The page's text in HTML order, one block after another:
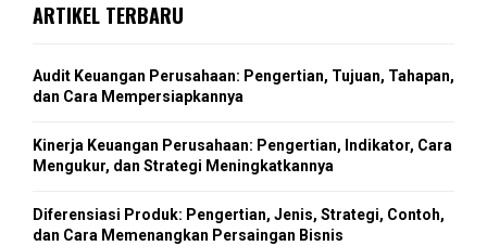
h
o
r
C
ARTIKEL TERBARU
Audit Keuangan Perusahaan: Pengertian, Tujuan, Tahapan,
dan Cara Mempersiapkannya
Kinerja Keuangan Perusahaan: Pengertian, Indikator, Cara
Mengukur, dan Strategi Meningkatkannya
Diferensiasi Produk: Pengertian, Jenis, Strategi, Contoh,
dan Cara Memenangkan Persaingan Bisnis